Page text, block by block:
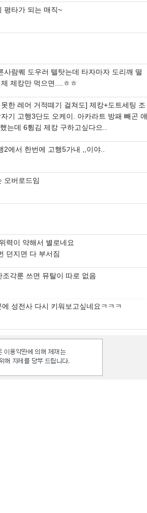
평타가 되는 매직~
사람퀘 도우러 텔탓는데 타자마자 도리깨 떨
제캉만 먹으면....ㅎㅎ
한 레어 거적떼기 걸쳐도] 제캉+도트세팅 조
기 고행3단도 오케이. 아카라트 방패 빼곤 얘
는데 6튕김 제캉 구하고싶다으..
에서 한번에 고행5가내 ,,이야..
오버로드임
력이 약해서 별로네요
던지면 다 부서짐
각룬 쓰면 뮤탈이 따로 없음
성전사 다시 키워보고싶네요ㅋㅋㅋ